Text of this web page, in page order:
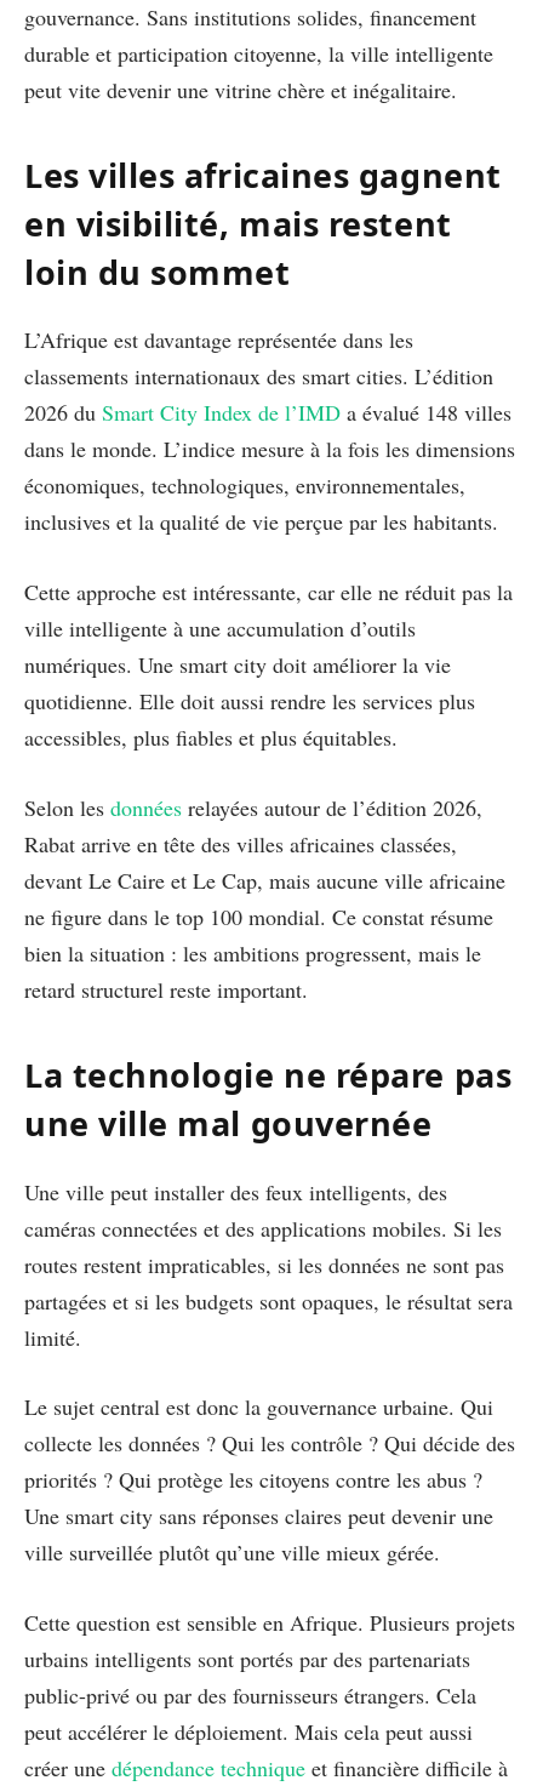
gouvernance. Sans institutions solides, financement
durable et participation citoyenne, la ville intelligente
peut vite devenir une vitrine chère et inégalitaire.
Les villes africaines gagnent
en visibilité, mais restent
loin du sommet
L’Afrique est davantage représentée dans les
classements internationaux des smart cities. L’édition
2026 du Smart City Index de l’IMD a évalué 148 villes
dans le monde. L’indice mesure à la fois les dimensions
économiques, technologiques, environnementales,
inclusives et la qualité de vie perçue par les habitants.
Cette approche est intéressante, car elle ne réduit pas la
ville intelligente à une accumulation d’outils
numériques. Une smart city doit améliorer la vie
quotidienne. Elle doit aussi rendre les services plus
accessibles, plus fiables et plus équitables.
Selon les données relayées autour de l’édition 2026,
Rabat arrive en tête des villes africaines classées,
devant Le Caire et Le Cap, mais aucune ville africaine
ne figure dans le top 100 mondial. Ce constat résume
bien la situation : les ambitions progressent, mais le
retard structurel reste important.
La technologie ne répare pas
une ville mal gouvernée
Une ville peut installer des feux intelligents, des
caméras connectées et des applications mobiles. Si les
routes restent impraticables, si les données ne sont pas
partagées et si les budgets sont opaques, le résultat sera
limité.
Le sujet central est donc la gouvernance urbaine. Qui
collecte les données ? Qui les contrôle ? Qui décide des
priorités ? Qui protège les citoyens contre les abus ?
Une smart city sans réponses claires peut devenir une
ville surveillée plutôt qu’une ville mieux gérée.
Cette question est sensible en Afrique. Plusieurs projets
urbains intelligents sont portés par des partenariats
public-privé ou par des fournisseurs étrangers. Cela
peut accélérer le déploiement. Mais cela peut aussi
créer une dépendance technique et financière difficile à